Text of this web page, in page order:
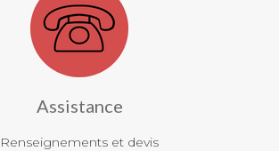
Assistance
Renseignements et devis